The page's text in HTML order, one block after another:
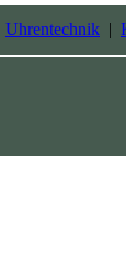
Uhrentechnik |